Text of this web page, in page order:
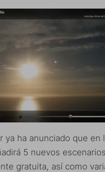
ya ha anunciado que en
5 nuevos
gratuita, así como